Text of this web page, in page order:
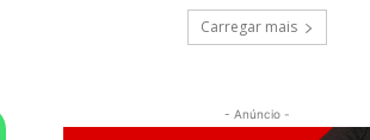
Carregar mais
- Anúncio -